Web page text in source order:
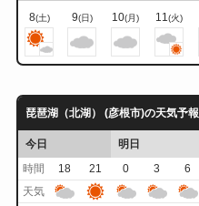
8(土) 9(日) 10(月) 11 (火)
琵琶湖（北湖） (彦根市)の天気予報
今日
明日
時間
18 21 0 3 6
天気